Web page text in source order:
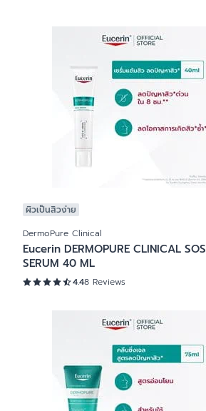
ผิวเป็นสิวง่าย
DermoPure Clinical
Eucerin DERMOPURE CLINICAL SOS
SERUM 40 ML
4.48 Reviews